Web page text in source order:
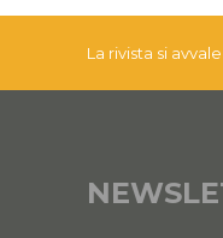
La rivista si